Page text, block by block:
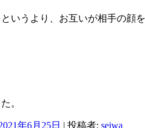
いうより、お互いが相手の顔
。
年6月25日 | 投稿者: seiwa